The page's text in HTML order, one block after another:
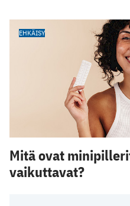
EHKÄISY
Mitä ovat
vaikuttavat?